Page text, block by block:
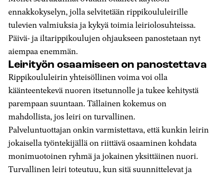
ennakkokyselyn, jolla selvitetään rippikoululeirille
tulevien valmiuksia ja kykyä toimia leiriolosuhteissa.
Päivä- ja iltarippikoulujen ohjaukseen panostetaan nyt
aiempaa enemmän.
Leirityön osaamiseen on panostettava
Rippikoululeirin yhteisöllinen voima voi olla
käänteentekevä nuoren itsetunnolle ja tukee kehitystä
parempaan suuntaan. Tällainen kokemus on
mahdollista, jos leiri on turvallinen.
Palveluntuottajan onkin varmistettava, että kunkin leirin
jokaisella työntekijällä on riittävä osaaminen kohdata
monimuotoinen ryhmä ja jokainen yksittäinen nuori.
Turvallinen leiri toteutuu, kun sitä suunnittelevat ja